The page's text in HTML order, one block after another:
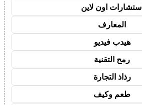
استشارات اون لاين
المعارف
هيدب فيديو
رمح التقنية
رذاذ التجارة
طعم وكيف